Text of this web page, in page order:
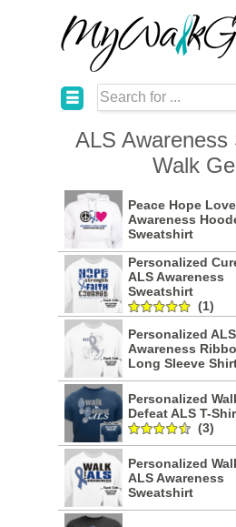
☰
ALS Awareness
Walk
Peace Hope
Awareness
Sweatshirt
Personalized
ALS Awareness
Sweatshirt
(1)
Personalized ALS
Awareness
Long Sleeve
Personalized
Defeat ALS T-
(3)
Personalized
ALS Awareness
Sweatshirt